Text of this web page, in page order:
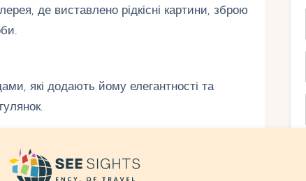
де виставлено рідкісні картини, зброю
які додають йому елегантності та
Майсур